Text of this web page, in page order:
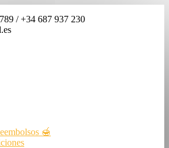
/ +34 687 937 230
🍯